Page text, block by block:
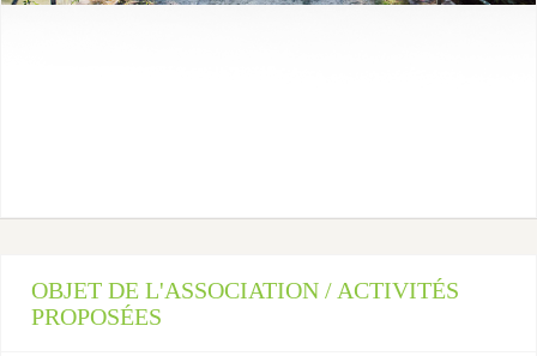
OBJET DE L'ASSOCIATION / ACTIVITÉS
PROPOSÉES